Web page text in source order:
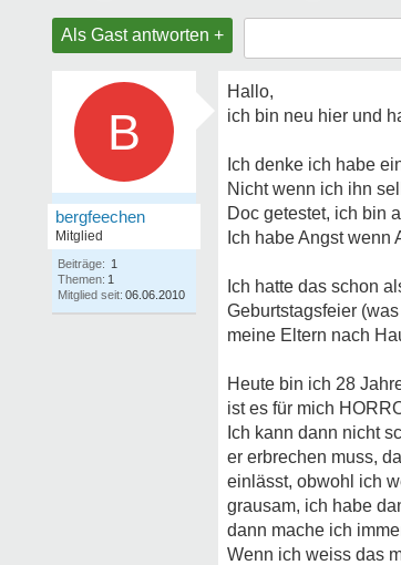
Als Gast antworten +
B
bergfeechen
Mitglied
Beiträge: 1
Themen: 1
Mitglied seit: 06.06.2010
Hallo,
ich bin neu hier und
Ich denke ich habe
Nicht wenn ich ihn
Doc getestet, ich bin
Ich habe Angst wenn
Ich hatte das schon
Geburtstagsfeier
meine Eltern nach
Heute bin ich 28
ist es für mich
Ich kann dann nicht
er erbrechen muss,
einlässt, obwohl ich
grausam, ich habe
dann mache ich
Wenn ich weiss das